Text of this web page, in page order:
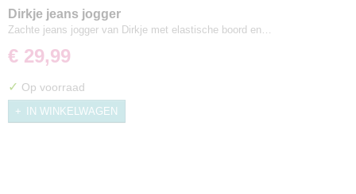
Dirkje jeans jogger
Zachte jeans jogger van Dirkje met elastische boord en…
€ 29,99
✓ Op voorraad
IN WINKELWAGEN